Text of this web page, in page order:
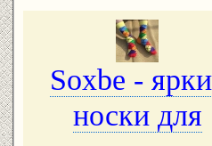
Soxbe -
носки для